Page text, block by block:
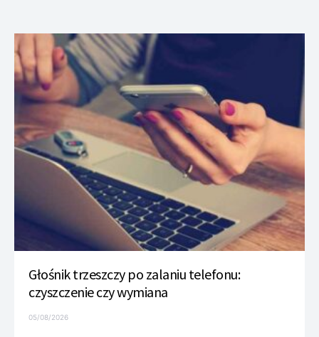
Głośnik trzeszczy po zalaniu telefonu:
czyszczenie czy wymiana
05/08/2026